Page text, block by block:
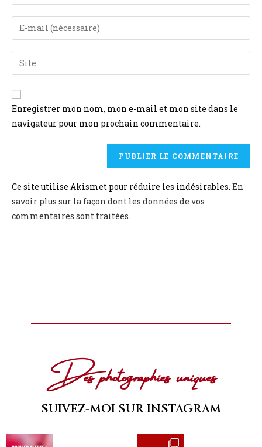
Enregistrer mon nom, mon e-mail et mon site dans le
navigateur pour mon prochain commentaire.
Ce site utilise Akismet pour réduire les indésirables. En
savoir plus sur la façon dont les données de vos
commentaires sont traitées.
Des photographies uniques
SUIVEZ-MOI SUR INSTAGRAM